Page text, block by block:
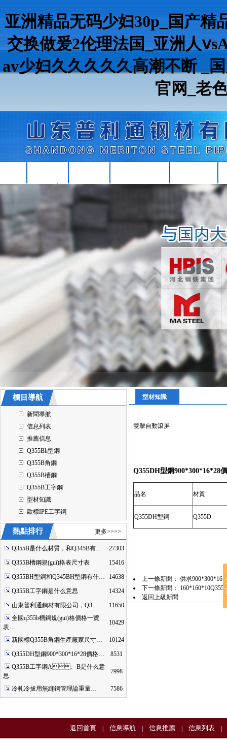
亚洲精品无码少妇30p_国产精
交换做爰2伦理法国_亚洲人
av少妇久久久久久高潮不断 _
官网_老
欄目導航
新聞導航
信息列表
推薦信息
Q355Bh型鋼
Q355B角鋼
Q355B槽鋼
Q355B工字鋼
型材知識
歐標IPE工字鋼
熱點排行 更多>>>>
Q355B是什么材質，和Q345B有…
27303
Q355B槽鋼規(guī)格表尺寸表
15416
Q355BH型鋼和Q345BH型鋼有什…
14638
Q355B工字鋼是什么意思
14324
山東普利通鋼材有限公司，Q3…
11650
全國q355b槽鋼規(guī)格價格一覽
表…
10429
新國標Q355B角鋼生產廠家尺寸…
10124
Q355DH型鋼900*300*16*28價格…
8531
Q355B工字鋼A、B是什么意
思
7998
冷軋冷拔用無縫鋼管理論重量… 7586
型材知識
雙擊自動滾屏
Q355DH型鋼900*300*16*28價
品名 材質
Q355DH型鋼 Q355D
上一條新聞： 供求
下一條新聞：
返回上級新聞
返回首頁| 信息導航| 信息推薦| 信息列表